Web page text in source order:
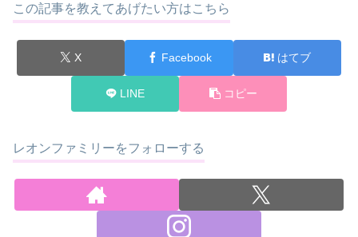
この記事を教えてあげたい方はこちら
X Facebook はてブ
LINE コピー
レオンファミリーをフォローする